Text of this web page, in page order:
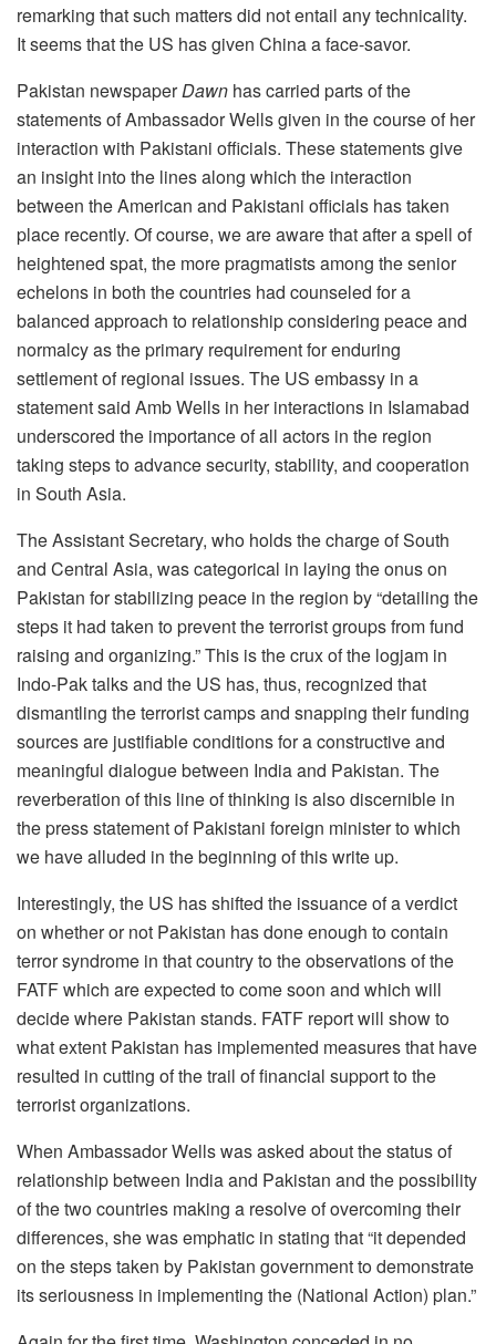
remarking that such matters did not entail any technicality.
It seems that the US has given China a face-savor.
Pakistan newspaperDawn has carried parts of the
statements of Ambassador Wells given in the course of her
interaction with Pakistani officials. These statements give
an insight into the lines along which the interaction
between the American and Pakistani officials has taken
place recently. Of course, we are aware that after a spell of
heightened spat, the more pragmatists among the senior
echelons in both the countries had counseled for a
balanced approach to relationship considering peace and
normalcy as the primary requirement for enduring
settlement of regional issues. The US embassy in a
statement said Amb Wells in her interactions in Islamabad
underscored the importance of all actors in the region
taking steps to advance security, stability, and cooperation
in South Asia.
The Assistant Secretary, who holds the charge of South
and Central Asia, was categorical in laying the onus on
Pakistan for stabilizing peace in the region by “detailing the
steps it had taken to prevent the terrorist groups from fund
raising and organizing.” This is the crux of the logjam in
Indo-Pak talks and the US has, thus, recognized that
dismantling the terrorist camps and snapping their funding
sources are justifiable conditions for a constructive and
meaningful dialogue between India and Pakistan. The
reverberation of this line of thinking is also discernible in
the press statement of Pakistani foreign minister to which
we have alluded in the beginning of this write up.
Interestingly, the US has shifted the issuance of a verdict
on whether or not Pakistan has done enough to contain
terror syndrome in that country to the observations of the
FATF which are expected to come soon and which will
decide where Pakistan stands. FATF report will show to
what extent Pakistan has implemented measures that have
resulted in cutting of the trail of financial support to the
terrorist organizations.
When Ambassador Wells was asked about the status of
relationship between India and Pakistan and the possibility
of the two countries making a resolve of overcoming their
differences, she was emphatic in stating that “it depended
on the steps taken by Pakistan government to demonstrate
its seriousness in implementing the (National Action) plan.”